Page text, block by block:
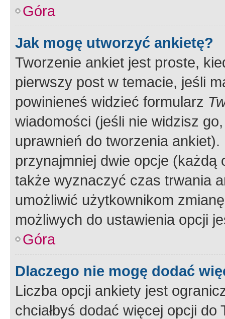
Góra
Jak mogę utworzyć ankietę?
Tworzenie ankiet jest proste,
pierwszy post w temacie, jeśli
powinieneś widzieć formularz
wiadomości (jeśli nie widzisz
uprawnień do tworzenia
przynajmniej dwie opcje
także wyznaczyć czas trwania
umożliwić użytkownikom
możliwych do ustawienia opcji
Góra
Dlaczego nie mogę dodać
Liczba opcji ankiety jest
chciałbyś dodać więcej opcji